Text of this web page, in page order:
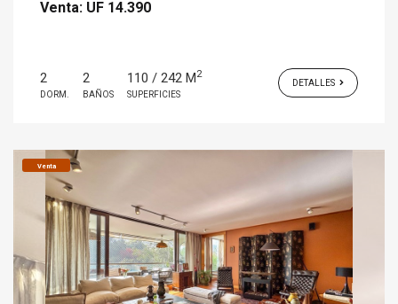
Venta: UF 14.390
2
DORM.
2
BAÑOS
110 / 242 M2
SUPERFICIES
DETALLES
Venta